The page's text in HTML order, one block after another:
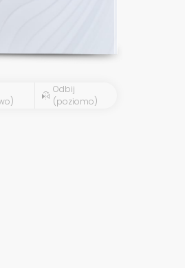
Odbij
(poziomo)